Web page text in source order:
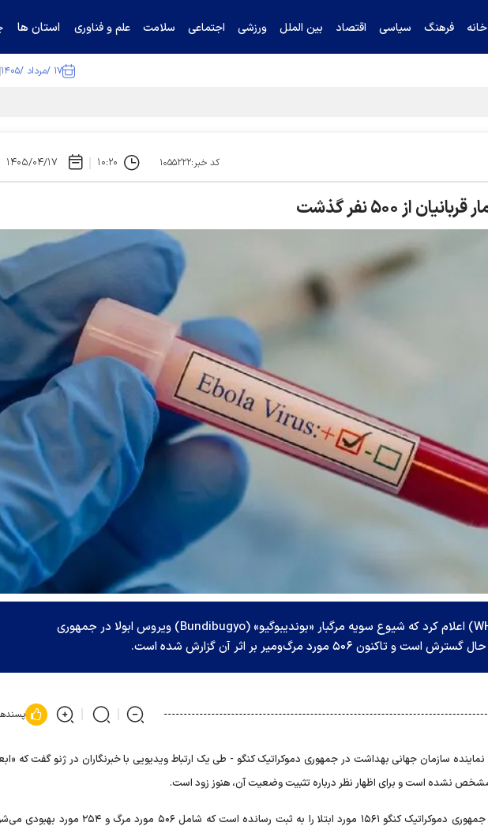
خانه فرهنگ سیاسی اقتصاد بین الملل ورزشی اجتماعی سلامت علم و فناوری استان ها
۱۷ /مرداد /۱۴۰۵
خرازی درباره پزشکیان را تکذیب کرد
کد خبر:۱۰۵۵۲۲۲ ۱۰:۲۰ ۱۴۰۵/۰۴/۱۷
از ۵۰۰ نفر گذشت
سازمان جهانی بهداشت (WHO) اعلام کرد که شیوع سویه مرگبار «بوندیبوگیو» (Bundibugyo) ویروس ابولا در جمهوری
۵۰۶ مورد مرگ‌ومیر بر اثر آن گزارش شده است.
نماینده سازمان جهانی بهداشت در جمهوری دموکراتیک کنگو - طی یک ارتباط ویدیویی با خبرنگاران در ژنو گفت که
نشده است و برای اظهار نظر درباره تثبیت وضعیت آن، هنوز زود است.
آنسیا اعلام کرد که تا تاریخ ۴ ژوئیه، جمهوری دموکراتیک کنگو ۱۵۶۱ مورد ابتلا را به ثبت رسانده است که شامل ۵۰۶ مورد مرگ و